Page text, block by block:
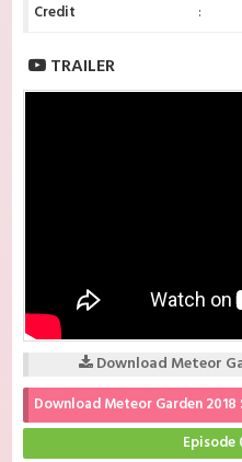
Credit
:
TRAILER
Download Meteor
Download Meteor Garden
Episode